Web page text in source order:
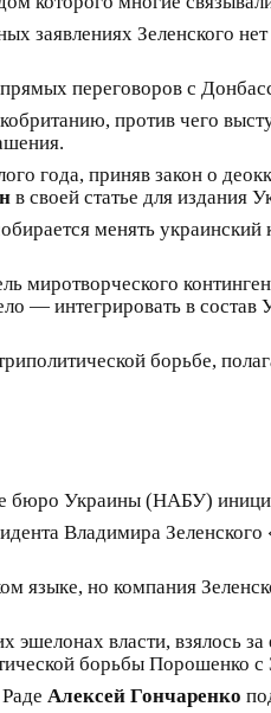
Зеленского
переговоров с
против чего
года, приняв закон о
в своей статье для издания
менять
миротворческого
— интегрировать в
борьбе,
Украины (НАБУ)
Владимира
но компания
власти, взялось
борьбы Порошенко с
Алексей Гончаренко